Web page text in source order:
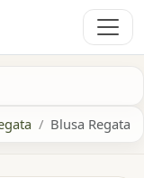
Blusa Regata